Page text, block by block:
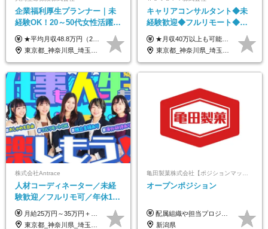
企業福利厚生プランナー｜未
経験OK！20～50代女性活躍｜
リモートOK｜平均月収48.8万
｜子育て＆介護支援◎
★平均月収48.8万円（2025年度実績） ★安心の固定給＋賞与年2回＋インセンティブ！手当も充実 月給21万円～23万円＋諸手当＋インセンティブ＋賞与年2回 ※給与は年間平均の税込定例給与です。賞与は含みません。 ※約3週間の研修期間中は日当8000円を支給いたします。 ※試用期間6ヵ月あり（期間中の条件変更なし） ◆東京・神奈川・千葉・埼玉・愛知（一部）・京都・大阪・兵庫（一部）：月給23万円以上 ◆静岡（一部）・三重・岐阜：月給22万円以上 ◆上記以外の地域：月給21万円以上
東京都_神奈川県_埼玉県_千葉県_大阪府_愛知県_北海道_青森県_岩手県_宮城県_秋田県_山形県_福島県_茨城県_栃木県_群馬県_新潟県_山梨県_長野県_富山県_石川県_福井県_静岡県_岐阜県_三重県_兵庫県_京都府_滋賀県_奈良県_和歌山県_広島県_岡山県_鳥取県_島根県_山口県_徳島県_香川県_愛媛県_高知県_福岡県_熊本県_佐賀県_長崎県_大分県_宮崎県_鹿児島県_沖縄県
キャリアコンサルタント◆未
経験歓迎◆フルリモート◆フ
レックス制◆10時出勤・16時
退勤も可◆残業月10時間以内
★月収40万以上も可能！ ★能力・スキル・経験を考慮した年収額を設定します ■月給20万円～40万円＋決算賞与 ※経験・スキルを考慮のうえ決定します ※給与にはみなし残業代40時間分を含む。そのほか詳細に関しては別途面接時にご説明します ※試用期間3ヵ月あり。期間中の雇用形態・条件などに差異はありません
東京都_神奈川県_埼玉県_千葉県_大阪府_愛知県_北海道_青森県_岩手県_宮城県_秋田県_山形県_福島県_茨城県_栃木県_群馬県_新潟県_山梨県_長野県_富山県_石川県_福井県_静岡県_岐阜県_三重県_兵庫県_京都府_滋賀県_奈良県_和歌山県_広島県_岡山県_鳥取県_島根県_山口県_徳島県_香川県_愛媛県_高知県_福岡県_熊本県_佐賀県_長崎県_大分県_宮崎県_鹿児島県_沖縄県
株式会社Antrace
人材コーディネーター／未経
験歓迎／フルリモ可／年休127
日／おしゃれ自由／海外研修
年10回／美容・サウナ割あり
月給25万円～35万円＋インセンティブ 未経験者：月給25万円～＋インセンティブ 経験者：月給35万円～＋インセンティブ （※経験者は営業経験5年以上の方を想定） ※経験・スキルなどを考慮のうえ、決定します ※時間外手当は別途全額支給します
東京都_神奈川県_埼玉県_千葉県_大阪府_愛知県_北海道_青森県_岩手県_宮城県_秋田県_山形県_福島県_茨城県_栃木県_群馬県_新潟県_山梨県_長野県_富山県_石川県_福井県_静岡県_岐阜県_三重県_兵庫県_京都府_滋賀県_奈良県_和歌山県_広島県_岡山県_鳥取県_島根県_山口県_徳島県_香川県_愛媛県_高知県_福岡県_熊本県_佐賀県_長崎県_大分県_宮崎県_鹿児島県_沖縄県
オープンポジション
配属組織や担当プロジェクトにより異なります。 想定年収：400万円～1000万円 ※ご経験やスキルに応じて決定します。 ※上記想定年収はあくまでも目安の金額であり、 選考を通じて上下する可能性があります。
新潟県